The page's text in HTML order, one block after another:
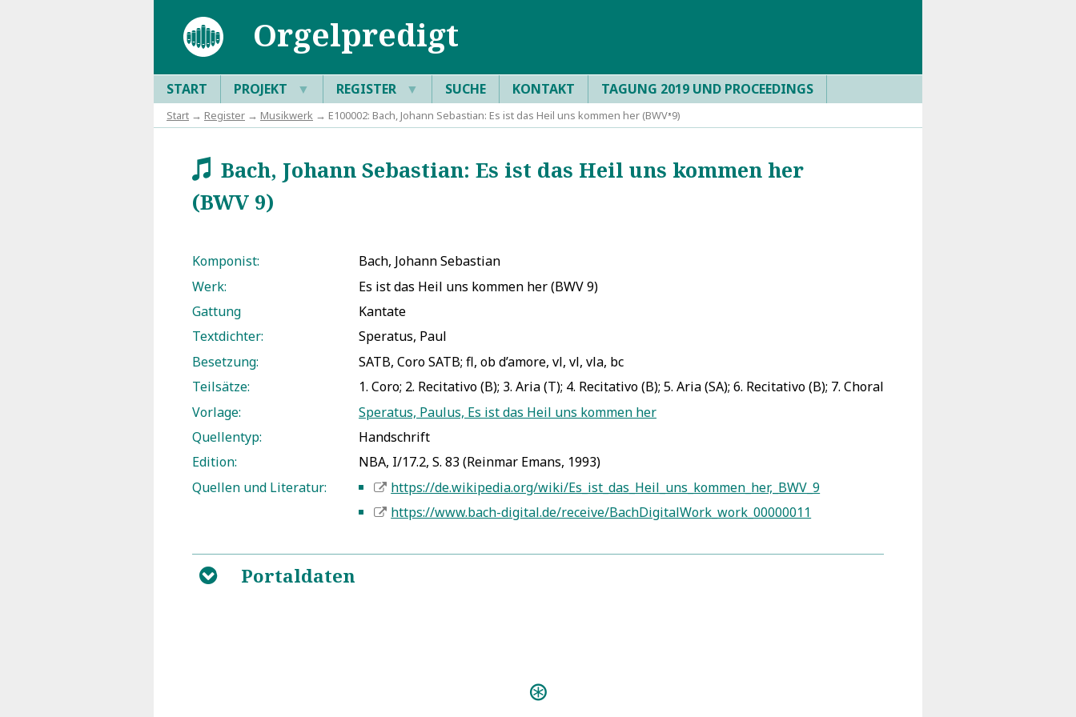
Orgelpredigt
START PROJEKT ▼ REGISTER ▼ SUCHE KONTAKT TAGUNG 2019 UND PROCEEDINGS
Start → Register → Musikwerk → E100002: Bach, Johann Sebastian: Es ist das Heil uns kommen her (BWVᵜ9)
w Bach, Johann Sebastian: Es ist das Heil uns kommen her
(BWV 9)
Komponist:
Bach, Johann Sebastian
Werk:
Es ist das Heil uns kommen her (BWV 9)
Gattung
Kantate
Textdichter:
Speratus, Paul
Besetzung:
SATB, Coro SATB; fl, ob d’amore, vl, vl, vla, bc
Teilsätze:
1. Coro; 2. Recitativo (B); 3. Aria (T); 4. Recitativo (B); 5. Aria (SA); 6. Recitativo (B); 7. Choral
Vorlage:
Speratus, Paulus, Es ist das Heil uns kommen her
Quellentyp:
Handschrift
Edition:
NBA, I/17.2, S. 83 (Reinmar Emans, 1993)
Quellen und Literatur:
5 https://de.wikipedia.org/wiki/Es_ist_das_Heil_uns_kommen_her,_BWV_9
5 https://www.bach-digital.de/receive/BachDigitalWork_work_00000011
B Portaldaten